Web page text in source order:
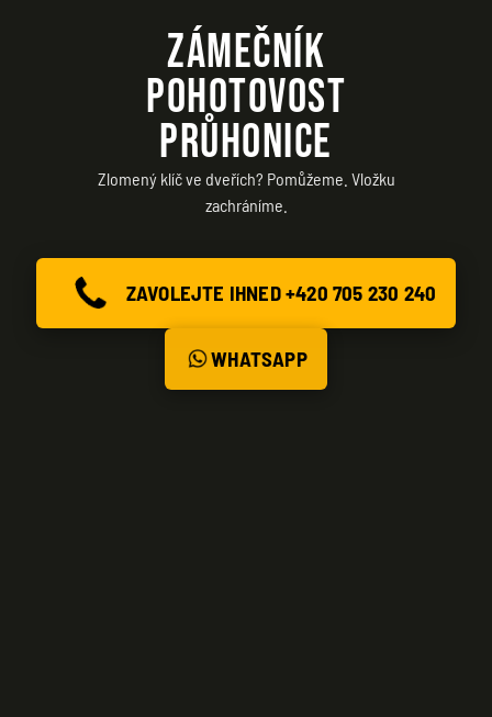
ZÁMEČNÍK
POHOTOVOST
PRŮHONICE
Zlomený klíč ve dveřích? Pomůžeme. Vložku
zachráníme.
ZAVOLEJTE IHNED +420 705 230 240
WHATSAPP